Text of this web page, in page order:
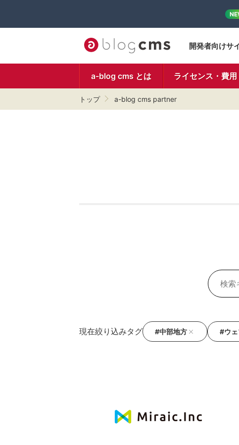
開発者向けサ
a-blog cms とは ライセンス・費用
トップ a-blog cms partner
現在絞り込みタグ #中部地方 #ウ